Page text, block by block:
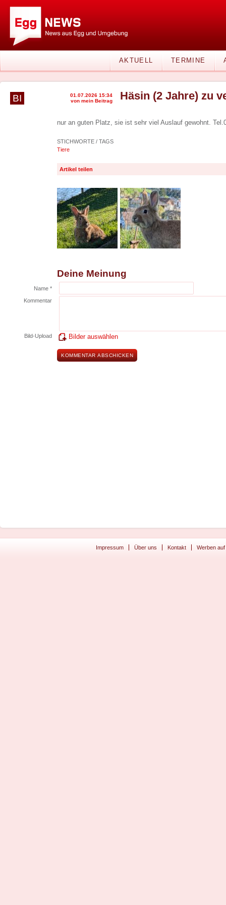
AKTUELL TERMINE
BI
01.07.2026 15:34
von mein Beitrag
Häsin (2 Jahre) zu
nur an guten Platz, sie ist sehr viel Auslauf gewohnt.
STICHWORTE / TAGS
Tiere
Artikel teilen
Deine Meinung
Name *
Kommentar
Bild-Upload Bilder auswählen
Impressum Über uns Kontakt Werben